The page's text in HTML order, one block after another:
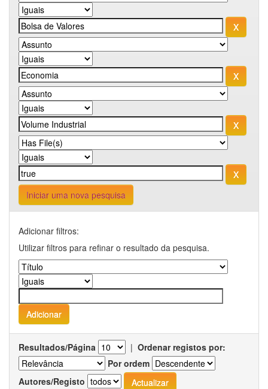
Iniciar uma nova pesquisa
Adicionar filtros:
Utilizar filtros para refinar o resultado da pesquisa.
Resultados/Página | Ordenar registos por:
Por ordem
Autores/Registo